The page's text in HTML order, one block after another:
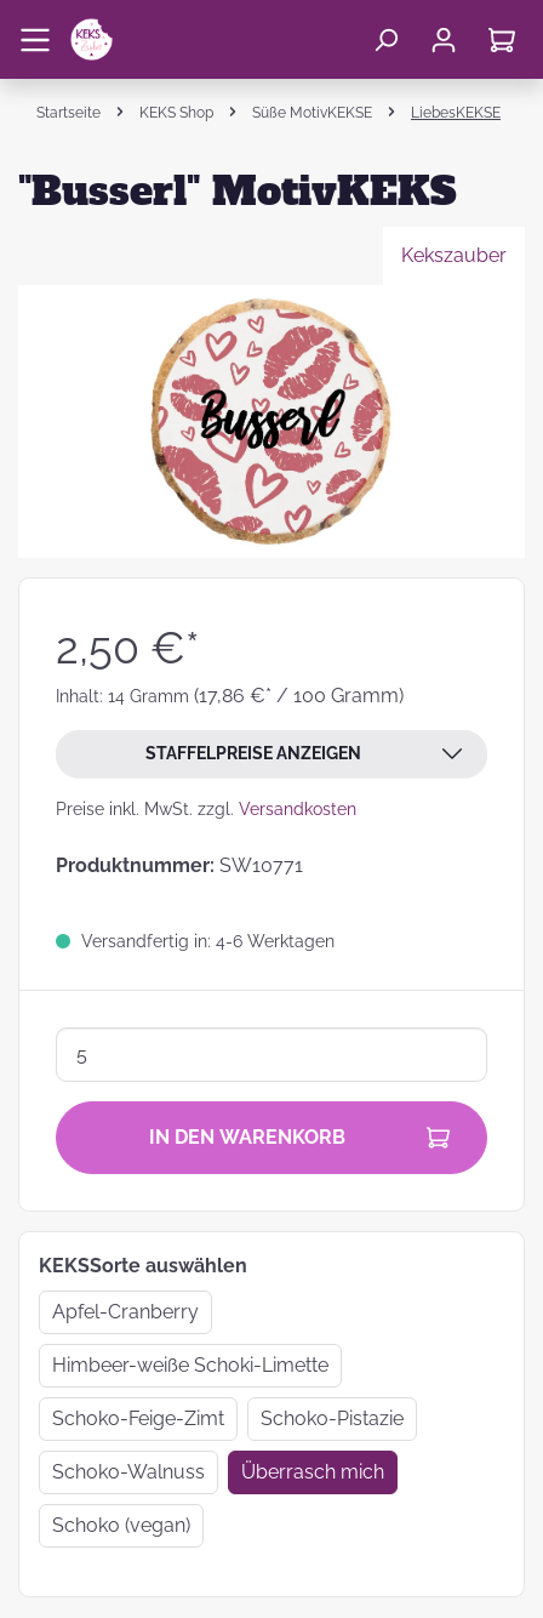
Startseite KEKS Shop Süße MotivKEKSE LiebesKEKSE
"Busserl" MotivKEKS
Kekszauber
2,50 €*
Inhalt: 14 Gramm (17,86 €* / 100 Gramm)
STAFFELPREISE ANZEIGEN
Preise inkl. MwSt. zzgl. Versandkosten
Produktnummer: SW10771
Versandfertig in: 4-6 Werktagen
IN DEN WARENKORB
KEKSSorte auswählen
Apfel-Cranberry
Himbeer-weiße Schoki-Limette
Schoko-Feige-Zimt Schoko-Pistazie
Schoko-Walnuss Überrasch mich
Schoko (vegan)